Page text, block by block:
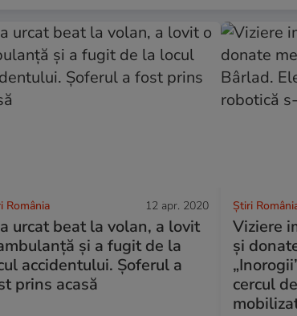
România 12 apr. 2020
urcat beat la volan, a lovit
și a fugit de la
accidentului. Șoferul a
prins acasă
Știri
Viziere
și
cercul